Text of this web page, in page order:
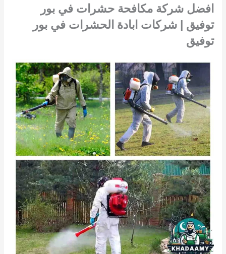
افضل شركة مكافحة حشرات في بور
توفيق | شركات ابادة الحشرات في بور
توفيق